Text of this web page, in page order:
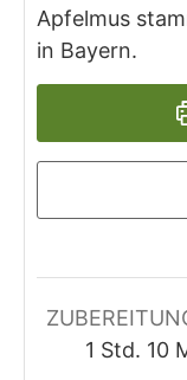
Apfelmus
in Bayern.
1 Stunde
Std. 10